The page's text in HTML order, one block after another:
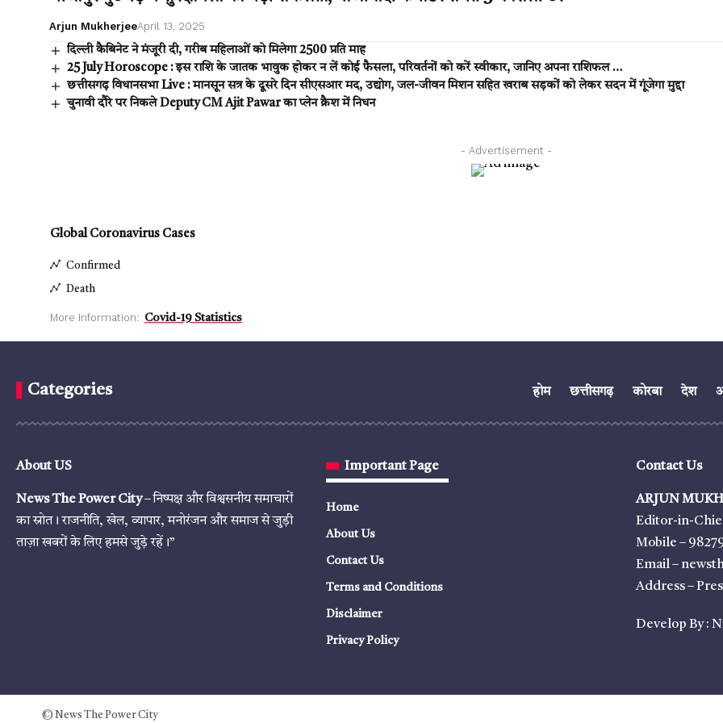
Arjun MukherjeeApril 13, 2025
दिल्ली कैबिनेट ने मंजूरी दी, गरीब महिलाओं को मिलेगा ₹2500 प्रति माह
25 July Horoscope : इस राशि के जातक भावुक होकर न लें कोई फैसला, परिवर्तनों को करें स्वीकार, जानिए अपना राशिफल …
छत्तीसगढ़ विधानसभा Live : मानसून सत्र के दूसरे दिन सीएसआर मद, उद्योग, जल-जीवन मिशन सहित खराब सड़कों को लेकर सदन में गूंजेगा मुद्दा
चुनावी दौरे पर निकले Deputy CM Ajit Pawar का प्लेन क्रैश में निधन
- Advertisement -
Global Coronavirus Cases
Confirmed
Death
More Information: Covid-19 Statistics
Categories होम छत्तीसगढ़ कोरबा देश
About US
News The Power City– निष्पक्ष और विश्वसनीय समाचारों
का स्रोत। राजनीति, खेल, व्यापार, मनोरंजन और समाज से जुड़ी
ताज़ा खबरों के लिए हमसे जुड़े रहें।”
Important Page
Home
About Us
Contact Us
Terms and Conditions
Disclaimer
Privacy Policy
Contact Us
ARJUN
Editor-in-
Mobile –
Email –
Address –
Develop By :
© News The Power City